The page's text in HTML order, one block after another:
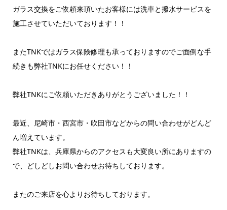
ガラス交換をご依頼来頂いたお客様には洗車と撥水サービスを
施工させていただいております！！
またTNKではガラス保険修理も承っておりますのでご面倒な手
続きも弊社TNKにお任せください！！
弊社TNKにご依頼いただきありがとうございました！！
最近、尼崎市・西宮市・吹田市などからの問い合わせがどんど
ん増えています。
弊社TNKは、兵庫県からのアクセスも大変良い所にありますの
で、どしどしお問い合わせお待ちしております。
またのご来店を心よりお待ちしております。